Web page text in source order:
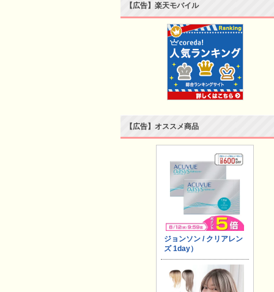
【広告】楽天モバイル
【広告】オススメ商品